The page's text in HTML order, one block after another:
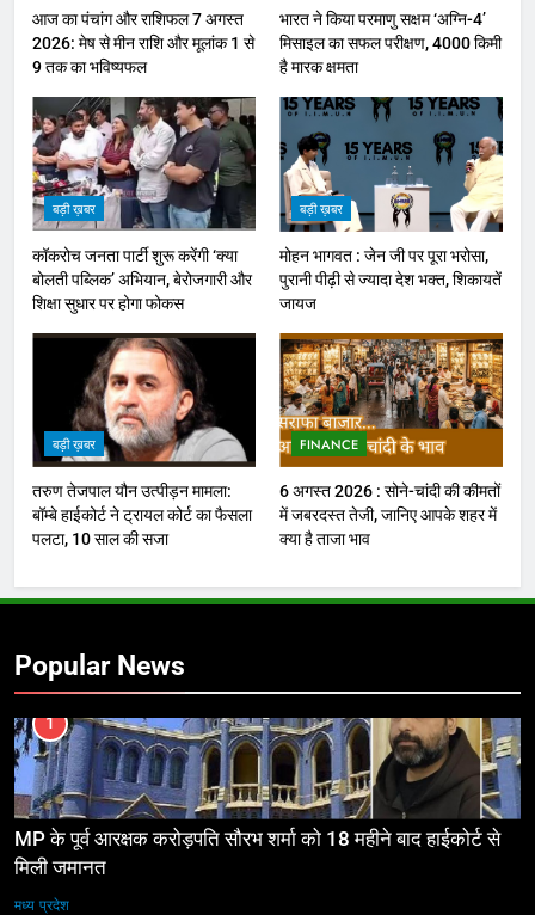
आज का पंचांग और राशिफल 7 अगस्त
2026: मेष से मीन राशि और मूलांक 1 से
9 तक का भविष्यफल
भारत ने किया परमाणु सक्षम ‘अग्नि-4’
मिसाइल का सफल परीक्षण, 4000 किमी
है मारक क्षमता
बड़ी ख़बर
कॉकरोच जनता पार्टी शुरू करेंगी ‘क्या
बोलती पब्लिक’ अभियान, बेरोजगारी और
शिक्षा सुधार पर होगा फोकस
बड़ी ख़बर
मोहन भागवत : जेन जी पर पूरा भरोसा,
पुरानी पीढ़ी से ज्यादा देश भक्त, शिकायतें
जायज
बड़ी ख़बर
तरुण तेजपाल यौन उत्पीड़न मामला:
बॉम्बे हाईकोर्ट ने ट्रायल कोर्ट का फैसला
पलटा, 10 साल की सजा
FINANCE
6 अगस्त 2026 : सोने-चांदी की कीमतों
में जबरदस्त तेजी, जानिए आपके शहर में
क्या है ताजा भाव
Popular News
1
MP के पूर्व आरक्षक करोड़पति सौरभ शर्मा को 18 महीने बाद हाईकोर्ट से
मिली जमानत
मध्य प्रदेश